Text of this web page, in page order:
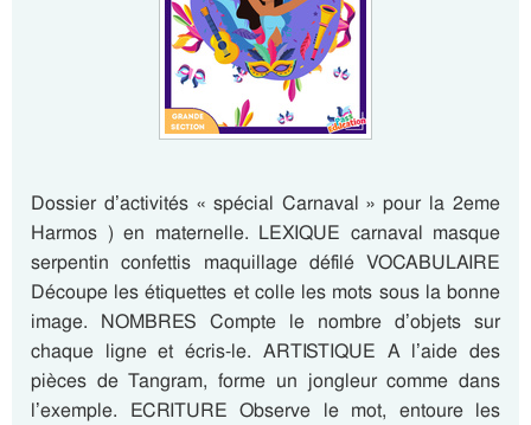
Dossier d’activités « spécial Carnaval » pour la 2eme
Harmos ) en maternelle. LEXIQUE carnaval masque
serpentin confettis maquillage défilé VOCABULAIRE
Découpe les étiquettes et colle les mots sous la bonne
image. NOMBRES Compte le nombre d’objets sur
chaque ligne et écris-le. ARTISTIQUE A l’aide des
pièces de Tangram, forme un jongleur comme dans
l’exemple. ECRITURE Observe le mot, entoure les